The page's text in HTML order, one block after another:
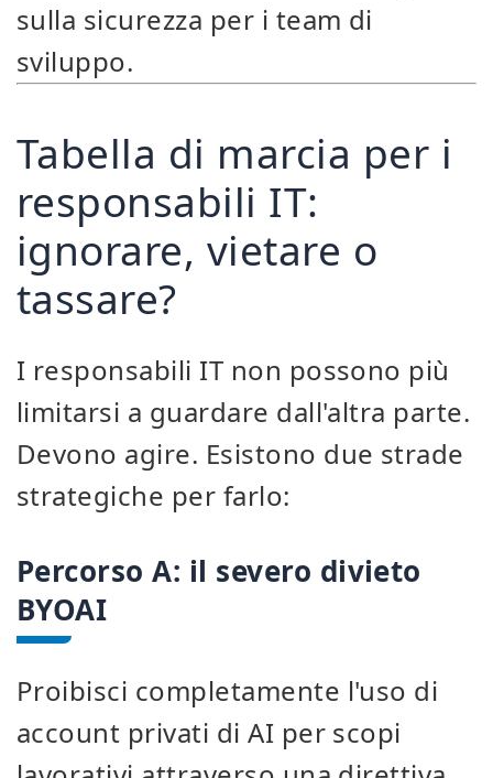
sulla sicurezza per i team di
sviluppo.
Tabella di marcia per i
responsabili IT:
ignorare, vietare o
tassare?
I responsabili IT non possono più
limitarsi a guardare dall'altra parte.
Devono agire. Esistono due strade
strategiche per farlo:
Percorso A: il severo divieto
BYOAI
Proibisci completamente l'uso di
account privati di AI per scopi